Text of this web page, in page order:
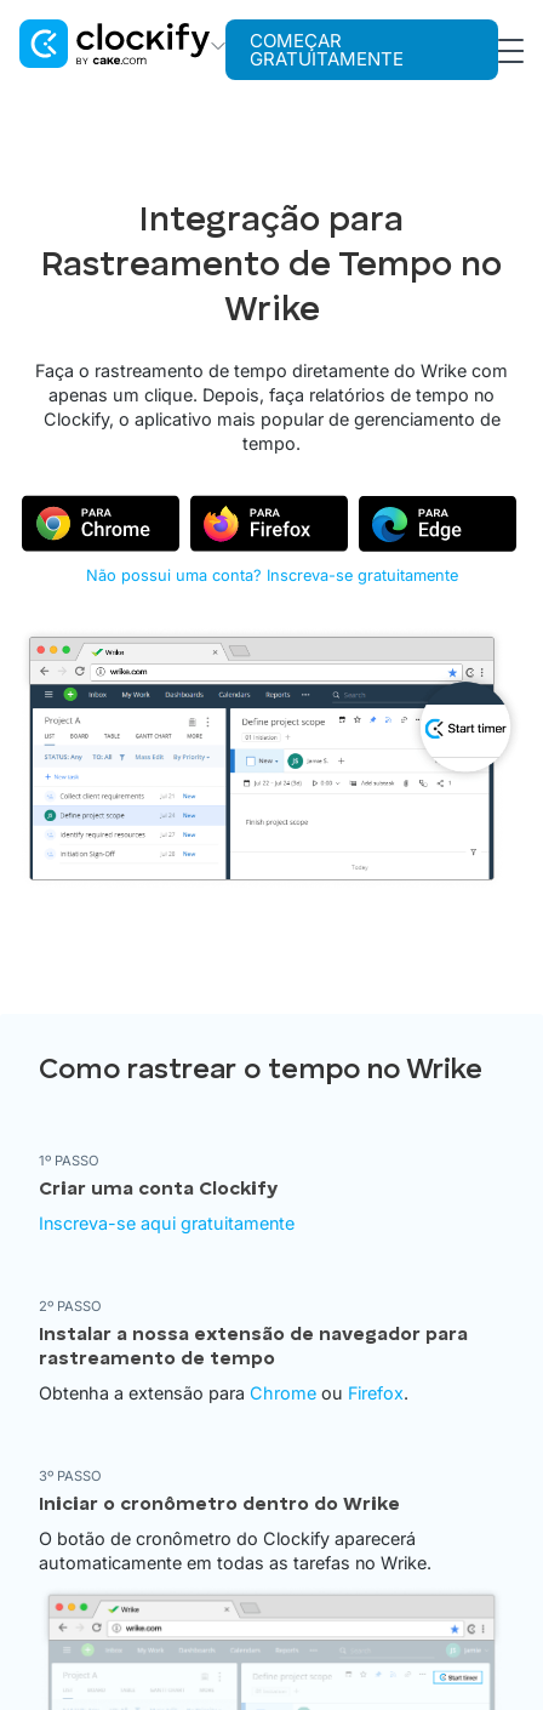
Gerenciamento de projetos
Pumble
Comunicação para equipes
COMEÇAR
GRATUITAMENTE
Integração para
Rastreamento de Tempo no
Wrike
Faça o rastreamento de tempo diretamente do Wrike com
apenas um clique. Depois, faça relatórios de tempo no
Clockify, o aplicativo mais popular de gerenciamento de
tempo.
Não possui uma conta? Inscreva-se gratuitamente
Como rastrear o tempo no Wrike
1º PASSO
Criar uma conta Clockify
Inscreva-se aqui gratuitamente
2º PASSO
Instalar a nossa extensão de navegador para
rastreamento de tempo
Obtenha a extensão para Chrome ou Firefox.
3º PASSO
Iniciar o cronômetro dentro do Wrike
O botão de cronômetro do Clockify aparecerá
automaticamente em todas as tarefas no Wrike.